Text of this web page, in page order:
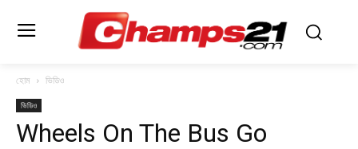
হোম ভিডিও
ভিডিও
Wheels On The Bus Go